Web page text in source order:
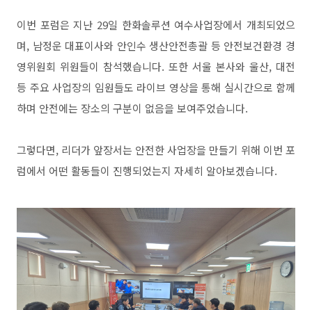
이번 포럼은 지난 29일 한화솔루션 여수사업장에서 개최되었으
며, 남정운 대표이사와 안인수 생산안전총괄 등 안전보건환경 경
영위원회 위원들이 참석했습니다. 또한 서울 본사와 울산, 대전
등 주요 사업장의 임원들도 라이브 영상을 통해 실시간으로 함께
하며 안전에는 장소의 구분이 없음을 보여주었습니다.
그렇다면, 리더가 앞장서는 안전한 사업장을 만들기 위해 이번 포
럼에서 어떤 활동들이 진행되었는지 자세히 알아보겠습니다.